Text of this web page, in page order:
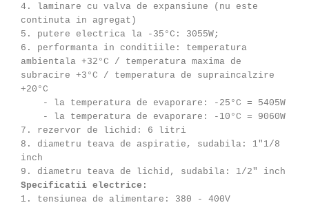
4. laminare cu valva de expansiune (nu este
continuta in agregat)
5. putere electrica la -35°C: 3055W;
6. performanta in conditiile: temperatura
ambientala +32°C / temperatura maxima de
subracire +3°C / temperatura de supraincalzire
+20°C
- la temperatura de evaporare: -25°C = 5405W
- la temperatura de evaporare: -10°C = 9060W
7. rezervor de lichid: 6 litri
8. diametru teava de aspiratie, sudabila: 1"1/8
inch
9. diametru teava de lichid, sudabila: 1/2" inch
Specificatii electrice:
1. tensiunea de alimentare: 380 - 400V